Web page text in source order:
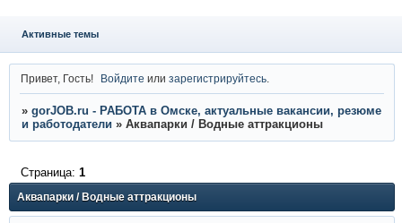
Активные темы
Привет, Гость! Войдите илизарегистрируйтесь
» gorJOB.ru - РАБОТА в Омске, актуальные вакансии, резюме
и работодатели » Аквапарки / Водные аттракционы
Аквапарки / Водные аттракционы
Страница: 1